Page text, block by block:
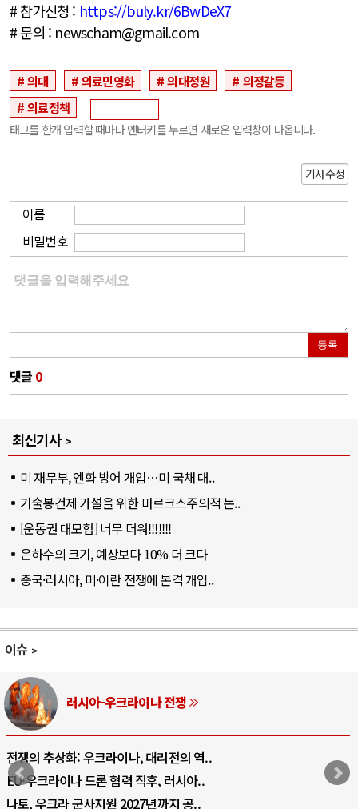
# 참가신청 : https://buly.kr/6BwDeX7
# 문의 : newscham@gmail.com
의대 의료민영화 의대정원
의정갈등
의료정책
태그를 한개 입력할 때마다 엔터키를 누르면 새로운 입력창이 나옵니다.
기사수정
이름
비밀번호
등록
댓글 0
최신기사
미 재무부, 엔화 방어 개입…미 국채 대..
기술봉건제 가설을 위한 마르크스주의적 논..
[운동권 대모험] 너무 더워!!!!!!!
은하수의 크기, 예상보다 10% 더 크다
중국·러시아, 미·이란 전쟁에 본격 개입..
이슈
러시아-우크라이나 전쟁
전쟁의 추상화: 우크라이나, 대리전의 역..
EU·우크라이나 드론 협력 직후, 러시아..
나토, 우크라 군사지원 2027년까지 공..